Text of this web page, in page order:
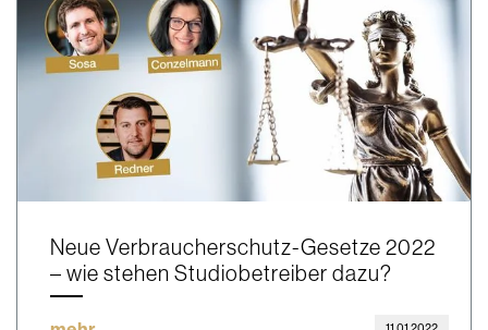
Neue Verbraucherschutz-Gesetze 2022
– wie stehen Studiobetreiber dazu?